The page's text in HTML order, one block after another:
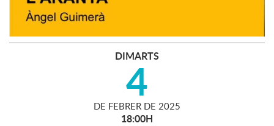
DIMARTS
4
DE FEBRER DE 2025
18:00H